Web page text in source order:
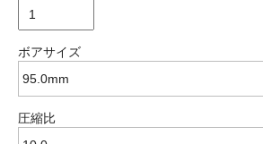
ボアサイズ
圧縮比